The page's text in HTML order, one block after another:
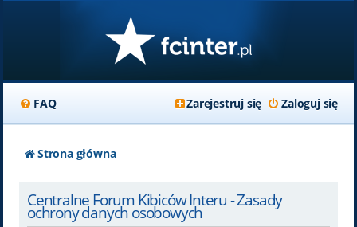
FAQ Zaloguj się
Zarejestruj się
Strona główna
Centralne Forum Kibiców Interu - Zasady
ochrony danych osobowych